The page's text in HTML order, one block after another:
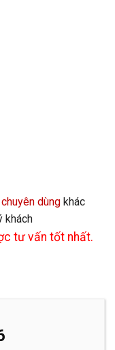
dùng khác
khách
tư vấn tốt nhất.